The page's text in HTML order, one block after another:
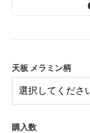
天板 メラミン柄
購入数